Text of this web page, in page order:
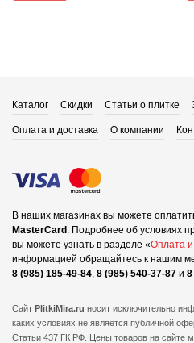
Каталог Скидки Статьи о плитке
Оплата и доставка О компании
В наших магазинах вы можете
MasterCard . Подробнее об условиях
вы можете узнать в разделе «Оплата и
информацией обращайтесь к нашим
8 (985) 185-49-84, 8 (985) 540-37-87 и 8
Сайт PlitkiMira.ru носит исключительно
каких условиях не является публичной
Статьи 437 ГК РФ. Цены товаров на сайте